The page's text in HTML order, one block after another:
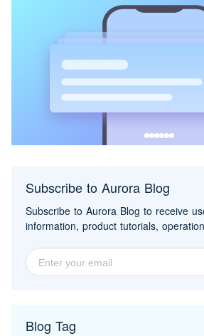
Subscribe to Aurora Blog
Subscribe to Aurora Blog to receive
information, product tutorials,
Blog Tag